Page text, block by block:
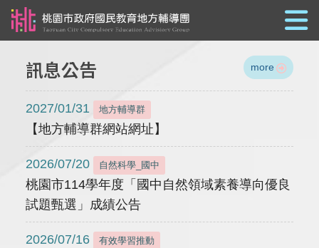
訊息公告 more
2027/01/31 地方輔導群
【地方輔導群網站網址】
2026/07/20 自然科學_國中
桃園市114學年度「國中自然領域素養導向優良
試題甄選」成績公告
2026/07/16 有效學習推動